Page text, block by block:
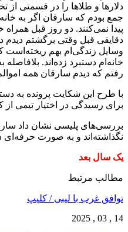
دلارها و طلاها را در قسمتی از
جمع بودم که سارقان اگر به
پیدا نمی‌کنند. دو روز قبل همراه
دقایقی قبل وقتی برگشتم دیدم
وسایل زندگی‌ام بهم ریخته‌است
خانه‌ام دستبرد زده‌اند.
رفتم که دیدم سارقان همه
با طرح این شکایت پرونده به
برای رسیدگی در اختیار تیمی
بررسی‌های پلیسی نشان داد
نگذاشته‌اند و به صورت
یک سال بعد
مطالب مرتبط
توافق غرب با لیبی / کلیپ
14 , 03 , 2025